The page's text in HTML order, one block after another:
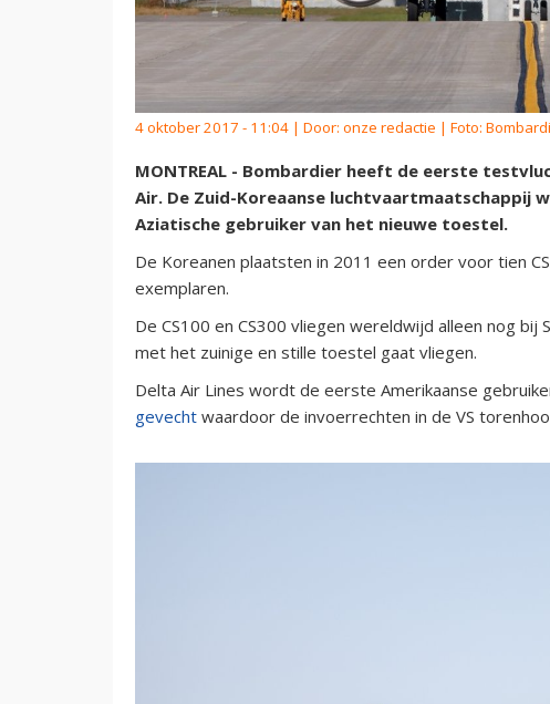
4 oktober 2017 - 11:04 | Door: onze redactie | Foto:
MONTREAL - Bombardier heeft de eerste
Air. De Zuid-Koreaanse luchtvaartmaatschappij
Aziatische gebruiker van het nieuwe toestel.
De Koreanen plaatsten in 2011 een order voor tien
exemplaren.
De CS100 en CS300 vliegen wereldwijd alleen nog
met het zuinige en stille toestel gaat vliegen.
Delta Air Lines wordt de eerste Amerikaanse
gevecht waardoor de invoerrechten in de VS